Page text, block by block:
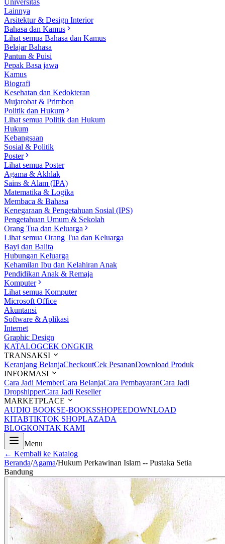
Universitas
Lainnya
Arsitektur & Design Interior
Bahasa dan Kamus
Lihat semua Bahasa dan Kamus
Belajar Bahasa
Pantun & Puisi
Pepak Basa jawa
Kamus
Biografi
Kesehatan dan Kedokteran
Mujarobat & Primbon
Politik dan Hukum
Lihat semua Politik dan Hukum
Hukum
Kebangsaan
Sosial & Politik
Poster
Lihat semua Poster
Agama & Akhlak
Sains & Alam (IPA)
Matematika & Logika
Membaca & Bahasa
Kenegaraan & Pengetahuan Sosial (IPS)
Pengetahuan Umum & Sekolah
Orang Tua dan Keluarga
Lihat semua Orang Tua dan Keluarga
Bayi dan Balita
Hubungan Keluarga
Kehamilan Ibu dan Kelahiran Anak
Pendidikan Anak & Remaja
Komputer
Lihat semua Komputer
Microsoft Office
Akuntansi
Software & Aplikasi
Internet
Graphic Design
KATALOGCEK ONGKIR
TRANSAKSI
Keranjang BelanjaCheckoutCek PesananDownload Produk
INFORMASI
Cara Jadi MemberCara BelanjaCara PembayaranCara Jadi
DropshipperCara Jadi Reseller
MARKETPLACE
AUDIO BOOKSE-BOOKSSHOPEEDOWNLOAD
KITABTIKTOK SHOPLAZADA
BLOGKONTAK KAMI
Menu
← Kembali ke Katalog
Beranda/Agama/Hukum Perkawinan Islam -- Pustaka Setia
Bandung